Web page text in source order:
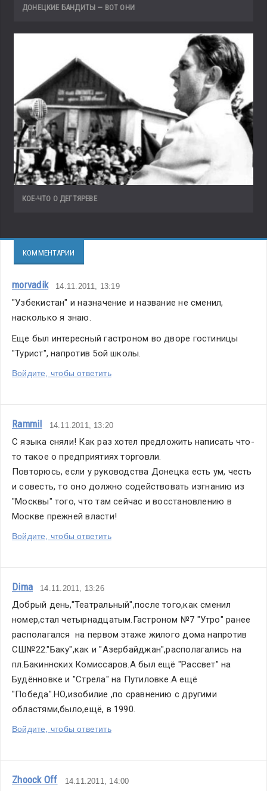
ДОНЕЦКИЕ БАНДИТЫ — ВОТ ОНИ
КОЕ-ЧТО О ДЕГТЯРЕВЕ
КОММЕНТАРИИ
morvadik 14.11.2011, 13:19
"Узбекистан" и назначение и название не сменил,
насколько я знаю.
Еще был интересный гастроном во дворе гостиницы
"Турист", напротив 5ой школы.
Войдите, чтобы ответить
Rammil 14.11.2011, 13:20
С языка сняли! Как раз хотел предложить написать что-
то такое о предприятиях торговли.
Повторюсь, если у руководства Донецка есть ум, честь
и совесть, то оно должно содействовать изгнанию из
"Москвы" того, что там сейчас и восстановлению в
Москве прежней власти!
Войдите, чтобы ответить
Dima 14.11.2011, 13:26
Добрый день,"Театральный",после того,как сменил
номер,стал четырнадцатым.Гастроном №7 "Утро" ранее
располагался  на первом этаже жилого дома напротив
СШ№22."Баку",как и "Азербайджан",располагались на
пл.Бакиннских Комиссаров.А был ещё "Рассвет" на
Будённовке и "Стрела" на Путиловке.А ещё
"Победа".НО,изобилие ,по сравнению с другими
областями,было,ещё, в 1990.
Войдите, чтобы ответить
Zhoock Off 14.11.2011, 14:00